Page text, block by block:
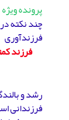
پرونده ویژه
چند نکته
فرزندآوری
فرزند
رشد و
فرزندانی